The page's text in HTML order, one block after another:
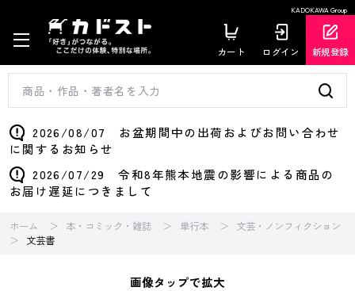
KADOKAWA Group
カート ログイン 新規登録
2026/08/07 お盆期間中の出荷およびお問い合わせ
に関するお知らせ
2026/07/29 令和8年熊本地震の影響による商品の
お届け遅延につきまして
ホーム 本・コミック・雑誌 単行本
文芸・ノンフィクション
文芸書
画像タップで拡大